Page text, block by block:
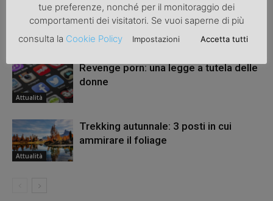
Attualità
Una bicicletta da donna per migliorare
la salute
Attualità
Revenge porn: una legge a tutela delle
donne
Attualità
Trekking autunnale: 3 posti in cui
ammirare il foliage
tue preferenze, nonché per il monitoraggio dei
comportamenti dei visitatori. Se vuoi saperne di più
consulta la Cookie Policy Impostazioni Accetta tutti